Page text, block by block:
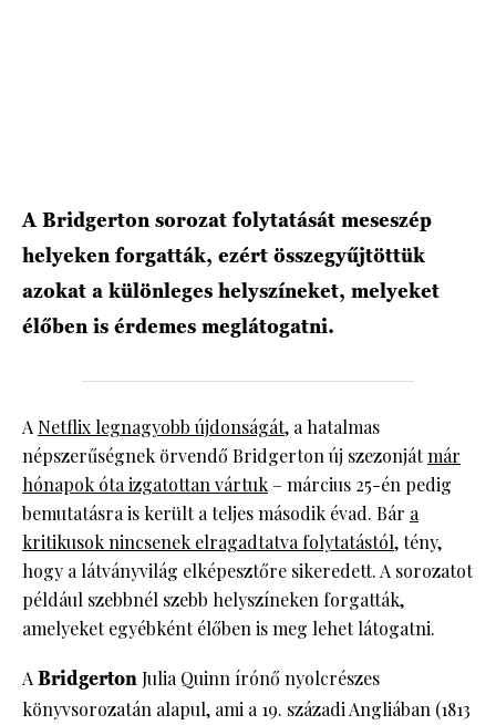
A Bridgerton sorozat folytatását meseszép
helyeken forgatták, ezért összegyűjtöttük
azokat a különleges helyszíneket, melyeket
élőben is érdemes meglátogatni.
A Netflix legnagyobb újdonságát, a hatalmas
népszerűségnek örvendő Bridgerton új szezonjátmár
hónapok óta izgatottan vártuk – március 25-én pedig
bemutatásra is került a teljes második évad. Bár a
kritikusok nincsenek elragadtatva folytatástól, tény,
hogy a látványvilág elképesztőre sikeredett. A sorozatot
például szebbnél szebb helyszíneken forgatták,
amelyeket egyébként élőben is meg lehet látogatni.
A Bridgerton Julia Quinn írónő nyolcrészes
könyvsorozatán alapul, ami a 19. századi Angliában (1813